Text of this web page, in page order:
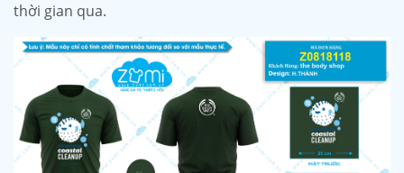
thời gian qua.